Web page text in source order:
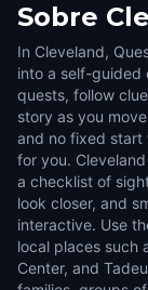
Sobre
In Cleveland,
into a self-guided
quests, follow
story as you
and no fixed start
for you.
a checklist of
look closer, and
interactive. Use
local places such
Center, and